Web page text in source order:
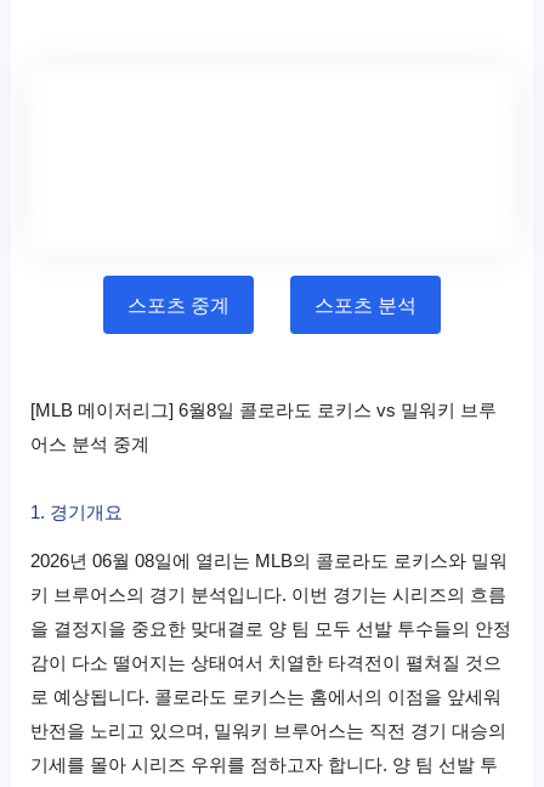
스포츠 중계 스포츠 분석
[MLB 메이저리그] 6월8일 콜로라도 로키스 vs 밀워키 브루
어스 분석 중계
1. 경기개요
2026년 06월 08일에 열리는 MLB의 콜로라도 로키스와 밀워
키 브루어스의 경기 분석입니다. 이번 경기는 시리즈의 흐름
을 결정지을 중요한 맞대결로 양 팀 모두 선발 투수들의 안정
감이 다소 떨어지는 상태여서 치열한 타격전이 펼쳐질 것으
로 예상됩니다. 콜로라도 로키스는 홈에서의 이점을 앞세워
반전을 노리고 있으며, 밀워키 브루어스는 직전 경기 대승의
기세를 몰아 시리즈 우위를 점하고자 합니다. 양 팀 선발 투